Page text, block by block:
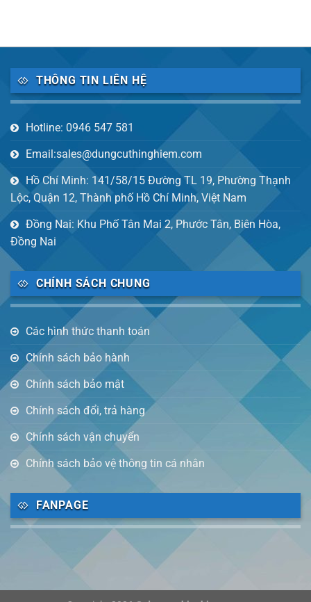
THÔNG TIN LIÊN HỆ
Hotline: 0946 547 581
Email:sales@dungcuthinghiem.com
Hồ Chí Minh: 141/58/15 Đường TL 19, Phường Thạnh
Lộc, Quận 12, Thành phố Hồ Chí Minh, Việt Nam
Đồng Nai: Khu Phố Tân Mai 2, Phước Tân, Biên Hòa,
Đồng Nai
CHÍNH SÁCH CHUNG
Các hình thức thanh toán
Chính sách bảo hành
Chính sách bảo mật
Chính sách đổi, trả hàng
Chính sách vận chuyển
Chính sách bảo vệ thông tin cá nhân
FANPAGE